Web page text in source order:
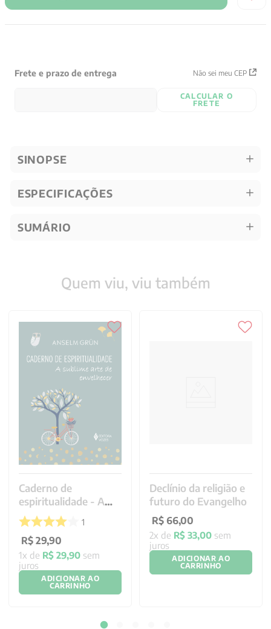
Frete e prazo de entrega Não sei meu CEP
CALCULAR O
FRETE
SINOPSE
ESPECIFICAÇÕES
SUMÁRIO
Quem viu, viu também
Caderno de
espiritualidade - A
sublime
1
R$ 29,90
1x de R$ 29,90 sem
juros
ADICIONAR AO
CARRINHO
Declínio da religião e
futuro do Evangelho
R$ 66,00
2x de R$ 33,00 sem
juros
ADICIONAR AO
CARRINHO